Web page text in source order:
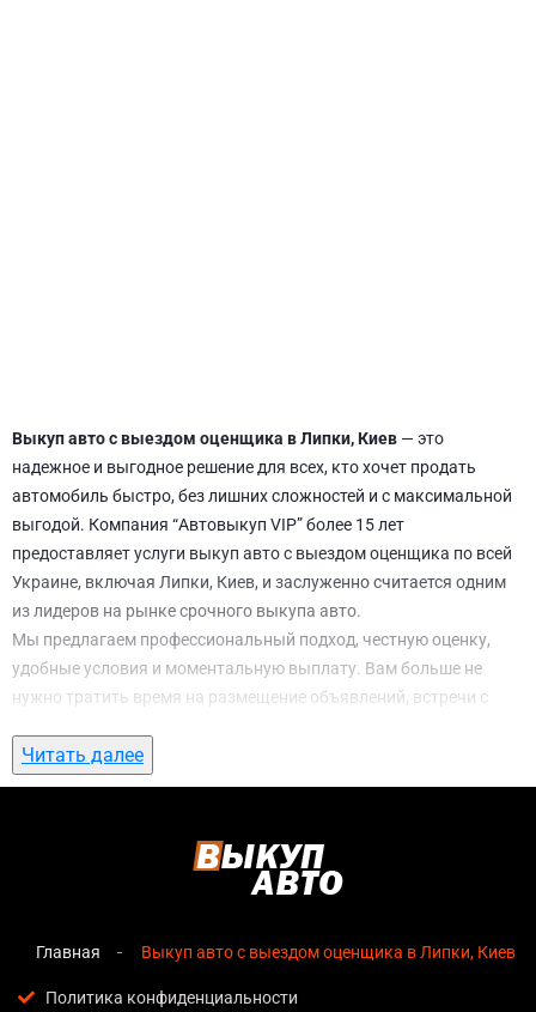
Выкуп авто с выездом оценщика в Липки, Киев — это
надежное и выгодное решение для всех, кто хочет продать
автомобиль быстро, без лишних сложностей и с максимальной
выгодой. Компания “Автовыкуп VIP” более 15 лет
предоставляет услуги выкуп авто с выездом оценщика по всей
Украине, включая Липки, Киев, и заслуженно считается одним
из лидеров на рынке срочного выкупа авто.
Мы предлагаем профессиональный подход, честную оценку,
удобные условия и моментальную выплату. Вам больше не
нужно тратить время на размещение объявлений, встречи с
ожидание. С нами вы можете
в Липки, Киеввсего за 1 день.
авто с выездом оценщика в Липки, Киев
озвучивается сразу после обращения, без скрытых
Прозрачные условия— все этапы сделки полностью
Читать далее
Главная Выкуп авто с выездом оценщика в Липки, Киев
Политика конфиденциальности